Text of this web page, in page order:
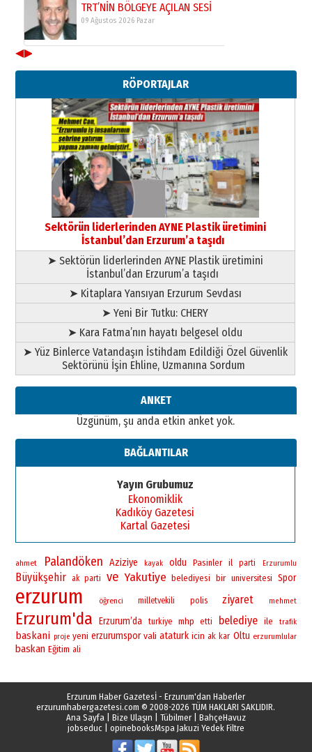
TRT’NİN BÖLGEYE AÇILAN SESİ
09 Ağustos 2026 Pazar
Erzurumspor’un köşe taşları
29 Haziran 2026 Pazartesi
Kenan GÜLERCİ
Murat Şahsuvaroğlu ERKON’da
çıtayı yukarı taşırken,
yönetimdekiler aşağı
çekmemeli!
17 Şubat 2026 Salı Orhan BOZKURT
Bir fotoğraf, bir şehir, bir
gazeteci… Dizginler kimin
elinde?
A. Berhan Yılmaz
BİR BÖLÜM DEĞİL, BİR ÖMÜR
SEÇİYORSUNUZ… “NEDEN
ATATÜRK ÜNİVERSİTESİ?”
28 Temmuz 2026 Salı
Ahmet Gökhan YAZICI
Ahmed Yesevi’den bir Alperen…
”Reisimiz” idi… Hakka yürüdü.!
26 Mart 2026 Perşembe
gönül adamı Faruk Terzioğlu!
TRT’NİN BÖLGEYE AÇILAN SESİ
09 Ağustos 2026 Pazar
◀▶
RÖPORTAJLAR
Sektörün liderlerinden AYNE Plastik üretimini
İstanbul’dan Erzurum’a taşıdı
➤ Sektörün liderlerinden AYNE Plastik üretimini
İstanbul’dan Erzurum’a taşıdı
➤ Kitaplara Yansıyan Erzurum Sevdası
➤ Yeni Bir Tutku: CHERY
➤ Kara Fatma’nın hayatı belgesel oldu
➤ Yüz Binlerce Vatandaşın İstihdam Edildiği Özel Güvenlik
Sektörünü İşin Ehline, Uzmanına Sordum
ANKET
Üzgünüm, şu anda etkin anket yok.
BAĞLANTILAR
Yayın Grubumuz
Ekonomiklik
Kadıköy Gazetesi
Kartal Gazetesi
ahmet Palandöken Aziziye kayak oldu Pasinler il parti Erzurumlu
Büyükşehir ak parti ve Yakutiye belediyesi bir universitesi Spor
erzurum öğrenci milletvekili polis ziyaret mehmet
Erzurum'da Erzurum’da turkiye mhp etti belediye ile trafik
baskani proje yeni erzurumspor vali ataturk icin ak kar Oltu erzurumlular
baskan Eğitim ali
Erzurum Haber Gazetesİ - Erzurum'dan Haberler
erzurumhabergazetesi.com © 2008-2026 TÜM HAKLARI SAKLIDIR.
Ana Sayfa| Bize Ulaşın Tübilmer| BahçeHavuz
jobseduc| opinebooksMspa Jakuzi Yedek Filtre